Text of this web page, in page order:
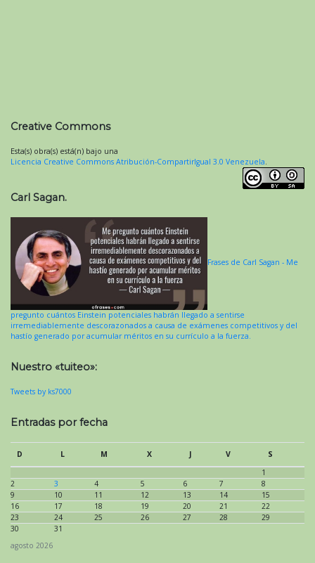
Creative Commons
Esta(s) obra(s) está(n) bajo una
Licencia Creative Commons Atribución-CompartirIgual 3.0 Venezuela
Carl Sagan.
Frases de Carl Sagan - Me
pregunto cuántos Einstein potenciales habrán llegado a sentirse
irremediablemente descorazonados a causa de exámenes competitivos y del
hastío generado por acumular méritos en su currículo a la fuerza.
Nuestro «tuiteo»:
Tweets by ks7000
Entradas por fecha
agosto 2026
D L M X J V
S
1
2
3 4 5 6 7
8
9
10 11 12 13 14
15
16
17 18 19 20 21
22
23
24 25 26 27 28
29
30
31